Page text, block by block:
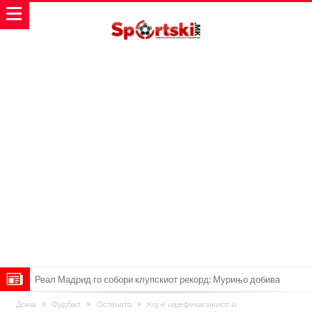
Реал Мадрид го собори клупскиот рекорд: Мурињо добива
засилување за 140 милиони евра!
Милан ја доби првата понуда за Леао
Дома Фудбал Останато
Кој е најефикаснкиот и